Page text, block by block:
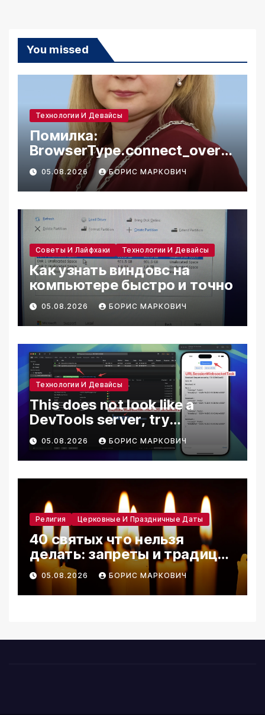
You missed
Технологии И Девайсы
Помилка:
BrowserType.connect_over_
cdp: Unexpected status 502
when connecting to
http://127.0.0.1:9223/json/ver
sion/
05.08.2026 БОРИС МАРКОВИЧ
Советы И Лайфхаки Технологии И Девайсы
Как узнать виндовс на
компьютере быстро и точно
05.08.2026 БОРИС МАРКОВИЧ
Технологии И Девайсы
This does not look like a
DevTools server, try
connecting via ws://
05.08.2026 БОРИС МАРКОВИЧ
Религия Церковные И Праздничные Даты
40 святых что нельзя
делать: запреты и традиции
дня
05.08.2026 БОРИС МАРКОВИЧ